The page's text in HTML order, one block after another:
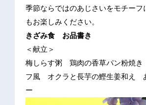
季節ならではのあじさいをモチーフ
もお楽しみください。
きざみ食 お品書き
＜献立＞
梅しらす粥 鶏肉の香草パン粉焼
フ風 オクラと長芋の鰹生姜和え
ー